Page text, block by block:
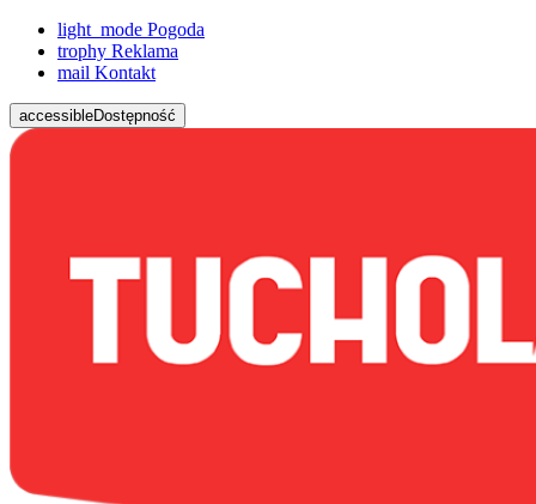
light_mode Pogoda
trophy Reklama
mail Kontakt
accessibleDostępność